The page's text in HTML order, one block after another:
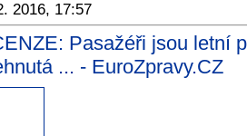
2016, 17:57
Pasažéři jsou letní
... - EuroZpravy.CZ